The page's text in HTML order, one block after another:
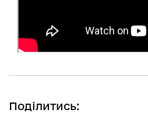
Поділитись: